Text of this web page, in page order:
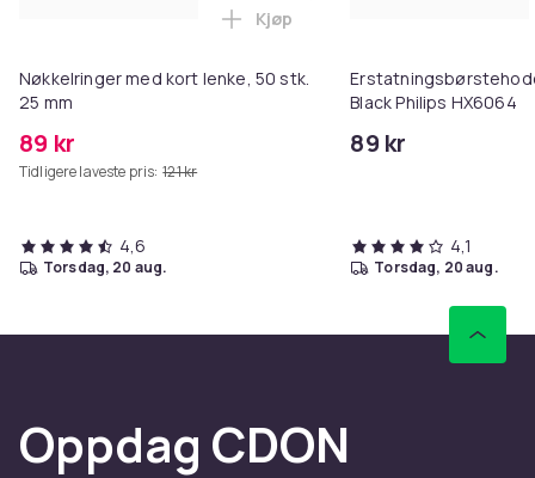
Nøkkelringer med kort lenke, 50 stk.
25 mm
89 kr
Tidligere laveste pris: 121 kr
Legg Nøkkelringer med kort
Kjøp
4,6
torsdag, 20 aug.
Black Philips HX6064
89 kr
4,1
torsdag, 20 aug.
Oppdag CDON